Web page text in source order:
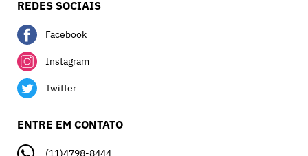
REDES SOCIAIS
Facebook
Instagram
Twitter
ENTRE EM CONTATO
(11)4798-8444